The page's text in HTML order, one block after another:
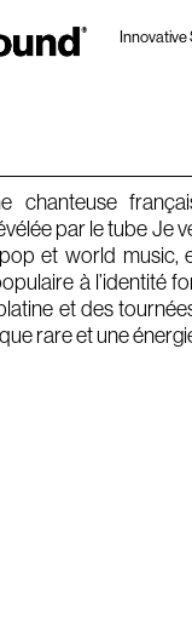
Innovative
chanteuse
par le tube Je
et world music,
à l’identité
et des
rare et une